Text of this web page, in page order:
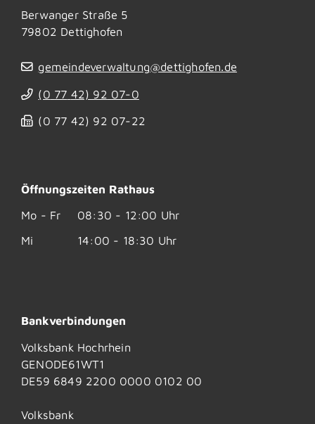
Berwanger Straße 5
79802 Dettighofen
gemeindeverwaltung@dettighofen.de
(0 77 42) 92 07-0
(0 77 42) 92 07-22
Öffnungszeiten Rathaus
Mo - Fr
08:30 - 12:00 Uhr
Mi
14:00 - 18:30 Uhr
Bankverbindungen
Volksbank Hochrhein
GENODE61WT1
DE59 6849 2200 0000 0102 00
Volksbank